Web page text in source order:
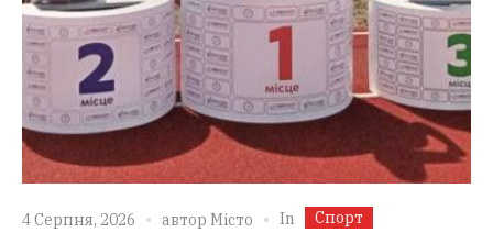
4 Серпня, 2026 автор Місто In Спорт